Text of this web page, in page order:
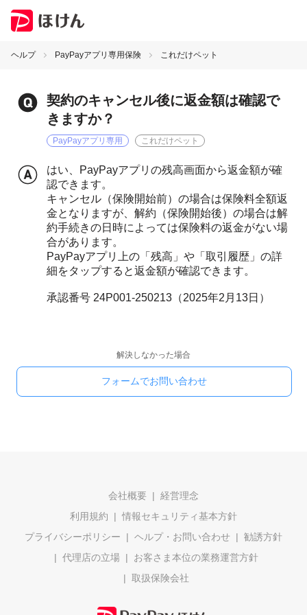
ヘルプ PayPayアプリ専用保険 これだけペット
契約のキャンセル後に返金額は確認で
きますか？
PayPayアプリ専用 これだけペット
はい、PayPayアプリの残高画面から返金額が確
認できます。
キャンセル（保険開始前）の場合は保険料全額返
金となりますが、解約（保険開始後）の場合は解
約手続きの日時によっては保険料の返金がない場
合があります。
PayPayアプリ上の「残高」や「取引履歴」の詳
細をタップすると返金額が確認できます。
承認番号 24P001-250213（2025年2月13日）
解決しなかった場合
フォームでお問い合わせ
会社概要
経営理念
利用規約
情報セキュリティ基本方針
プライバシーポリシー
ヘルプ・お問い合わせ
勧誘方針
代理店の立場
お客さま本位の業務運営方針
取扱保険会社